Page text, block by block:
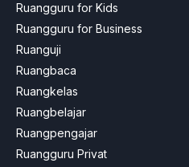
Ruangguru for Kids
Ruangguru for Business
Ruanguji
Ruangbaca
Ruangkelas
Ruangbelajar
Ruangpengajar
Ruangguru Privat